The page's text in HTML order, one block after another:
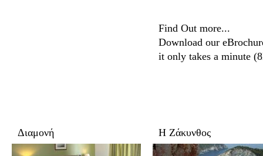
Find Out more...
Download our
it only takes a minute
Διαμονή Η Ζάκυνθος